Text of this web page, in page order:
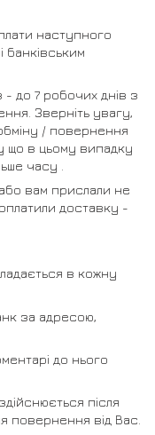
наступного
банківським
- до 7 робочих днів з
Зверніть увагу,
/ повернення
що в цьому випадку
часу .
вам прислали не
доставку -
в кожну
за адресою,
до нього
після
повернення від Вас.